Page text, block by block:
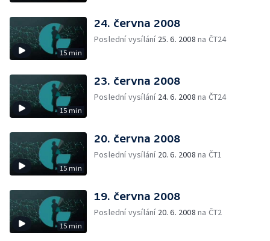
15 min
24. června 2008
Poslední vysílání 25. 6. 2008 na ČT24
15 min
23. června 2008
Poslední vysílání 24. 6. 2008 na ČT24
15 min
20. června 2008
Poslední vysílání 20. 6. 2008 na ČT1
15 min
19. června 2008
Poslední vysílání 20. 6. 2008 na ČT2